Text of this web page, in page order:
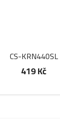
CS-KRN440SL
419 Kč